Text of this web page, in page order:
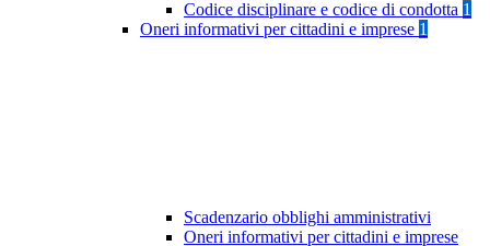
Codice disciplinare e codice di condotta 1
Oneri informativi per cittadini e imprese 1
Scadenzario obblighi amministrativi
Oneri informativi per cittadini e imprese